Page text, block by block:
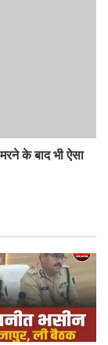
के बाद भी ऐसा